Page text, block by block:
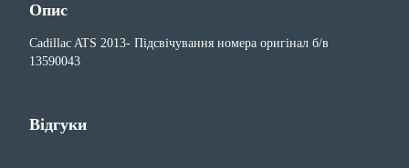
Опис
Cadillac ATS 2013- Підсвічування номера оригінал б/в
13590043
Відгуки